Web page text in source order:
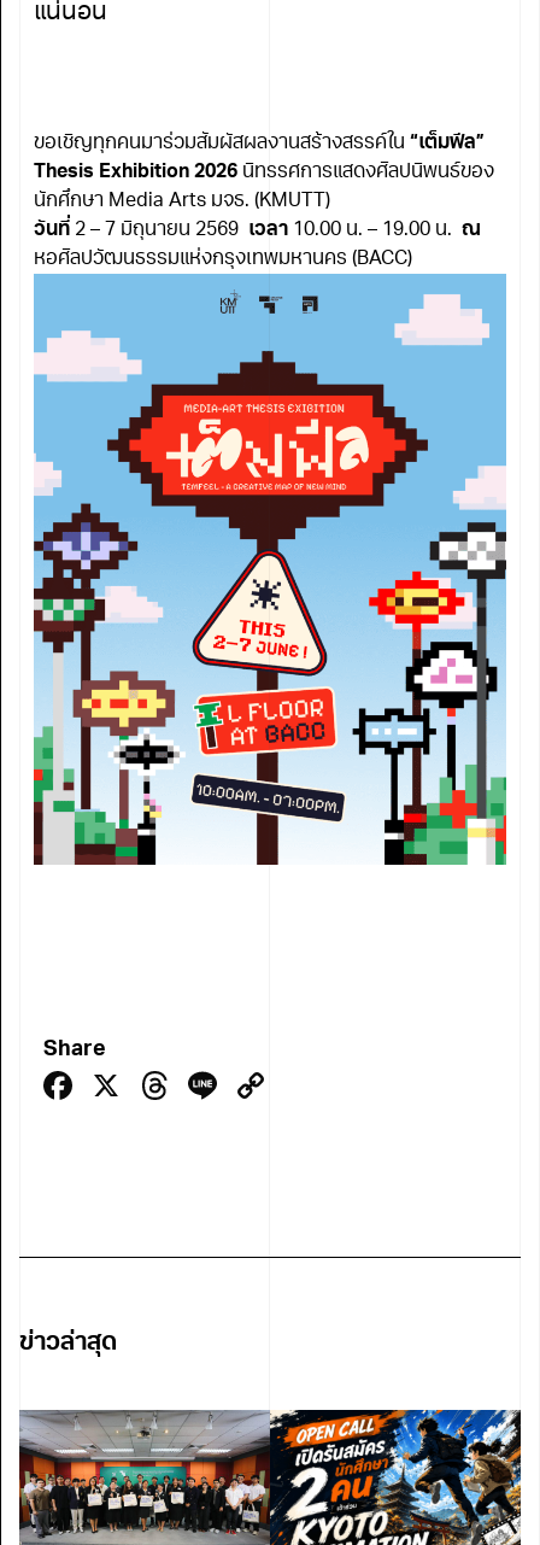
แน่นอน
ขอเชิญทุกคนมาร่วมสัมผัสผลงานสร้างสรรค์ใน “เต็มฟีล”
Thesis Exhibition 2026 นิทรรศการแสดงศิลปนิพนธ์ของ
นักศึกษา Media Arts มจธ. (KMUTT)
วันที่ 2 – 7 มิถุนายน 2569 เวลา 10.00 น. – 19.00 น. ณ
หอศิลปวัฒนธรรมแห่งกรุงเทพมหานคร (BACC)
Share
Facebook
X Threads
Line
ข่าวล่าสุด